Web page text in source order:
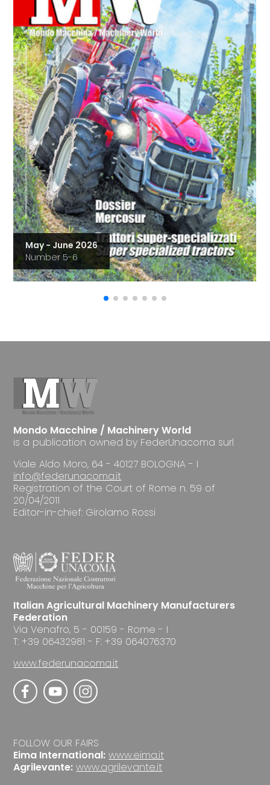
May - June 2026
Number 5-6
Mondo Macchine / Machinery World
is a publication owned by FederUnacoma surl
Viale Aldo Moro, 64 - 40127 BOLOGNA - I
info@federunacoma.it
Registration of the Court of Rome n. 59 of
20/04/2011
Editor-in-chief: Girolamo Rossi
Italian Agricultural Machinery Manufacturers
Federation
Via Venafro, 5 - 00159 - Rome - I
T: +39 06432981 - F: +39 064076370
www.federunacoma.it
FOLLOW OUR FAIRS
Eima International: www.eima.it
Agrilevante: www.agrilevante.it